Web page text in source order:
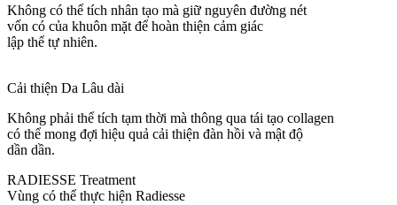
Không có thể tích nhân tạo mà giữ nguyên đường nét
vốn có của khuôn mặt để hoàn thiện cảm giác
lập thể tự nhiên.
Cải thiện Da Lâu dài
Không phải thể tích tạm thời mà thông qua tái tạo collagen
có thể mong đợi hiệu quả cải thiện đàn hồi và mật độ
dần dần.
RADIESSE Treatment
Vùng có thể thực hiện Radiesse